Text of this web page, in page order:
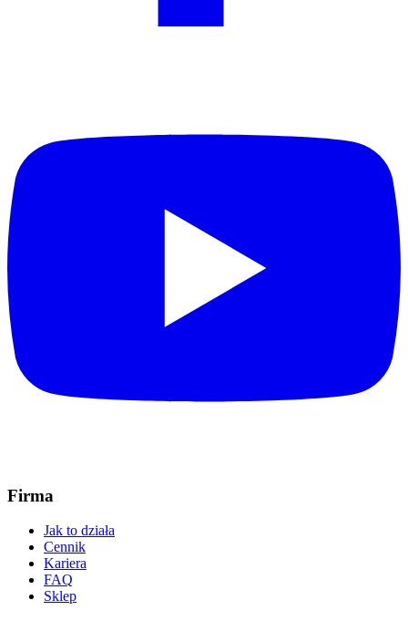
Firma
Jak to działa
Cennik
Kariera
FAQ
Sklep